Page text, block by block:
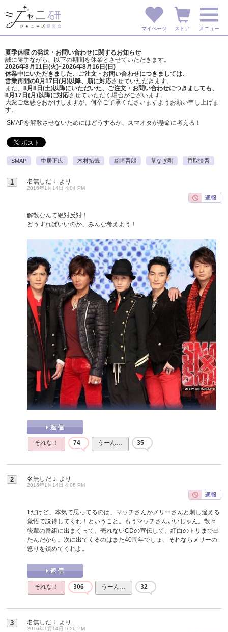
マイページ ストア メニュー
夏季休暇 の発送・お問い合わせに関するお知らせ
誠に勝手ながら、以下の期間を休業とさせていただきます。
2026年8月11日(火)~2026年8月16日(日)
休業中にいただきました、ご注文・お問い合わせにつきましては、
営業再開の8月17日(月)以降、順に対応させていただきます。
また、 8月8日(土)以降にいただいた、ご注文・ お問い合わせにつきましても、
8月17日(月)以降に対応させていただく場合がございます。
大変ご迷惑をおかけしますが、 何卒ご了承くださいますようお願い申し上げま
す。
SMAPを解散させないためにはどうするか、スマオタが懸命に考える！
SMAP 中居正広 木村拓哉 稲垣吾郎 草なぎ剛 香取慎吾
1 名無しだＪ より
2016年1月14日 4:04 PM
解散なんて絶対反対！
どうすればいいのか、みんな考えよう！
それな！ 74 うーん… 35
2 名無しだＪ より
2016年1月14日 4:06 PM
1だけど、本気で思ってるのは、マッチさんがメリーさんと刺し違える
覚悟で説得してくれ！ということ。もうマッチさんいいじゃん。散々
後輩の番組に出まくって、売れないCDの宣伝して、紅白のトリまで出
たんだから。次に出てくるのはまた40周年でしょ。それならメリーの
怒りを鎮めてくれよ。
それな！ 306 うーん… 32
3 名無しだＪ より
2016年1月14日 5:26 PM